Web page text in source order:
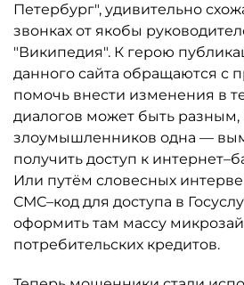
Петербург", удивительно
звонках от якобы
"Википедия". К герою
данного сайта обращаются с
помочь внести изменения в
диалогов может быть разным,
злоумышленников одна —
получить доступ к
Или путём словесных
СМС–код для доступа в
оформить там массу
потребительских кредитов.